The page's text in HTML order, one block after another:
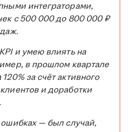
интеграторами,
с 500 000 до 800 000 ₽
и умею влиять на
в прошлом квартале
за счёт активного
и доработки
— был случай,